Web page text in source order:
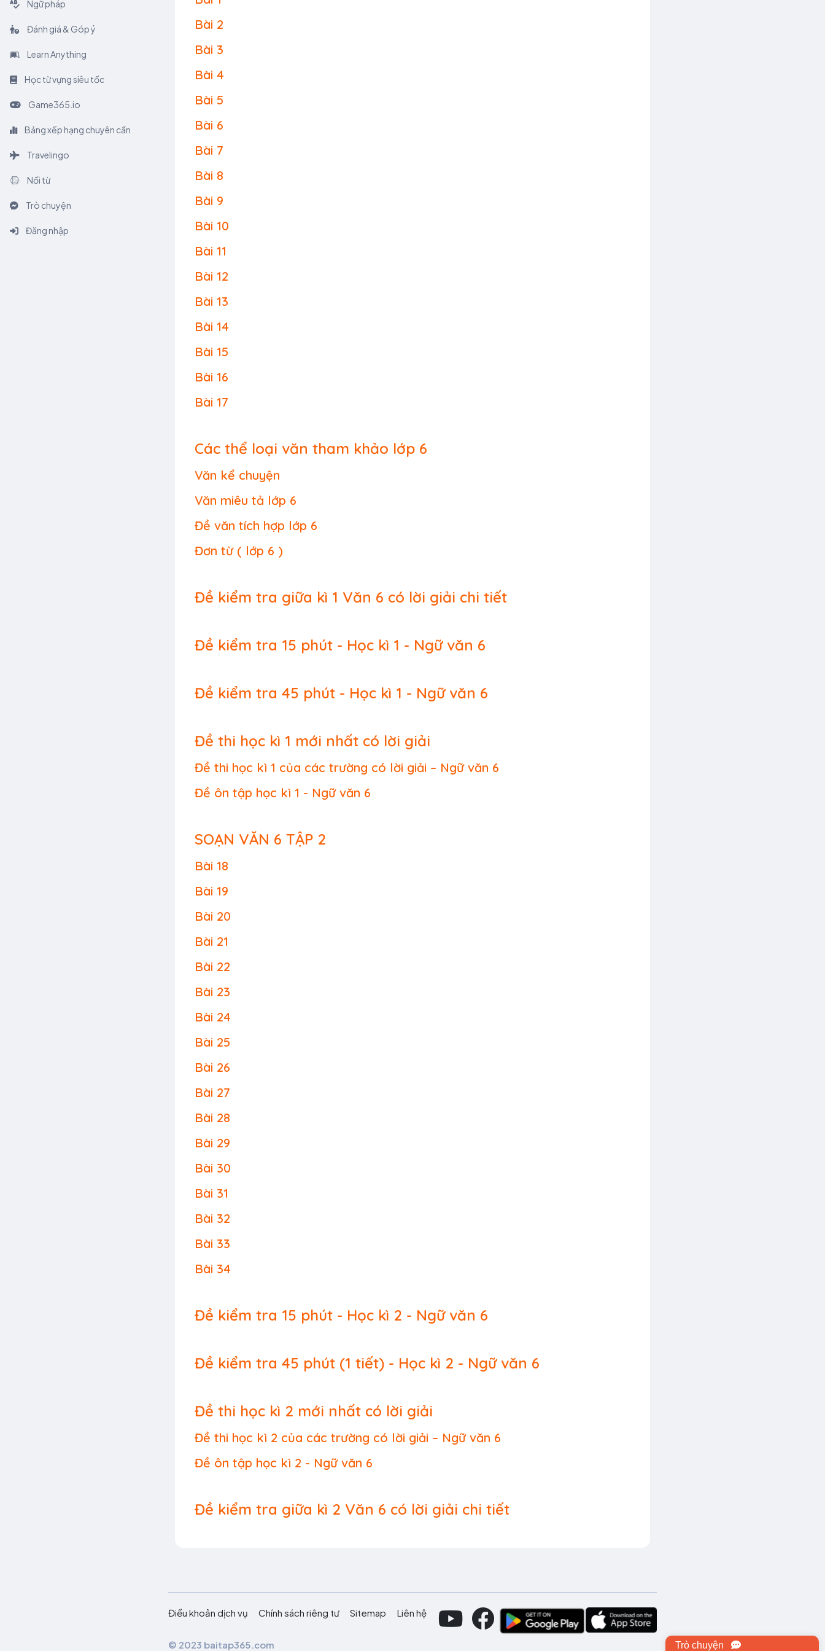
Trò chuyện
Ngữ pháp
Đánh giá & Góp ý
Learn Anything
Học từ vựng siêu tốc
Game365.io
Bảng xếp hạng chuyên cần
Travelingo
Nối từ
Trò chuyện
Đăng nhập
Bài 2
Bài 3
Bài 4
Bài 5
Bài 6
Bài 7
Bài 8
Bài 9
Bài 10
Bài 11
Bài 12
Bài 13
Bài 14
Bài 15
Bài 16
Bài 17
Các thể loại văn tham khảo lớp 6
Văn kể chuyện
Văn miêu tả lớp 6
Đề văn tích hợp lớp 6
Đơn từ ( lớp 6 )
Đề kiểm tra giữa kì 1 Văn 6 có lời giải chi tiết
Đề kiểm tra 15 phút - Học kì 1 - Ngữ văn 6
Đề kiểm tra 45 phút - Học kì 1 - Ngữ văn 6
Đề thi học kì 1 mới nhất có lời giải
Đề thi học kì 1 của các trường có lời giải – Ngữ văn 6
Đề ôn tập học kì 1 - Ngữ văn 6
SOẠN VĂN 6 TẬP 2
Bài 18
Bài 19
Bài 20
Bài 21
Bài 22
Bài 23
Bài 24
Bài 25
Bài 26
Bài 27
Bài 28
Bài 29
Bài 30
Bài 31
Bài 32
Bài 33
Bài 34
Đề kiểm tra 15 phút - Học kì 2 - Ngữ văn 6
Đề kiểm tra 45 phút (1 tiết) - Học kì 2 - Ngữ văn 6
Đề thi học kì 2 mới nhất có lời giải
Đề thi học kì 2 của các trường có lời giải – Ngữ văn 6
Đề ôn tập học kì 2 - Ngữ văn 6
Đề kiểm tra giữa kì 2 Văn 6 có lời giải chi tiết
Điều khoản dịch vụ Chính sách riêng tư Sitemap Liên hệ
© 2023 baitap365.com